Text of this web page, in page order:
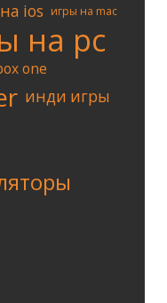
ios игры на mac
на pc
one
инди игры